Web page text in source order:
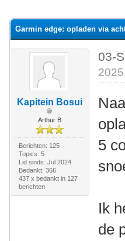
Garmin edge: opladen via
Kapitein Bosui
Arthur B
Berichten: 125
Topics: 5
Lid sinds: Jul 2024
Bedankt: 366
437 x bedankt in 127
berichten
03-
5
Ik
de